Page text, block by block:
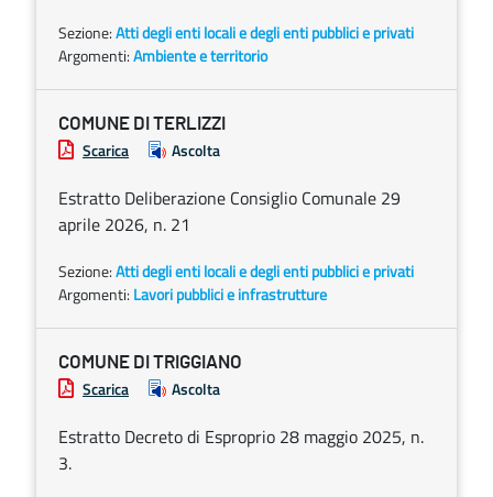
Sezione:Atti degli enti locali e degli enti pubblici e privati
Argomenti:Ambiente e territorio
COMUNE DI TERLIZZI
Scarica Ascolta
Estratto Deliberazione Consiglio Comunale 29
aprile 2026, n. 21
Sezione:Atti degli enti locali e degli enti pubblici e privati
Argomenti: Lavori pubblici e infrastrutture
COMUNE DI TRIGGIANO
Scarica Ascolta
Estratto Decreto di Esproprio 28 maggio 2025, n.
3.